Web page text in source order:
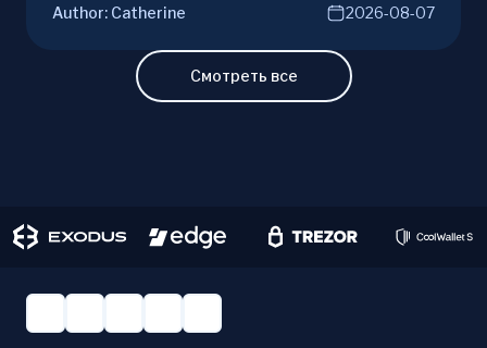
campaigns, risks, benefits, and a vital checklist
Learn more.
Author: Catherine 2026-08-07
Смотреть все